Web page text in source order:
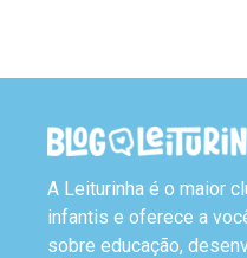
A Leiturinha é o maior
infantis e oferece a
sobre educação,